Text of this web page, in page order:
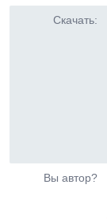
Скачать:
Вы автор?